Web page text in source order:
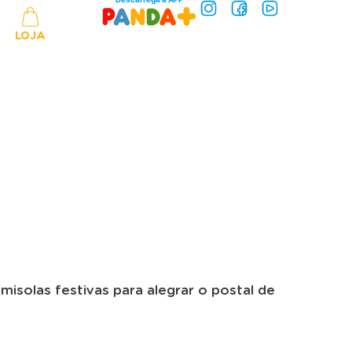
LOJA
festivas para alegrar o postal de